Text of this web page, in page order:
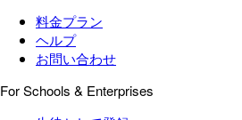
料金プラン
ヘルプ
お問い合わせ
For Schools & Enterprises